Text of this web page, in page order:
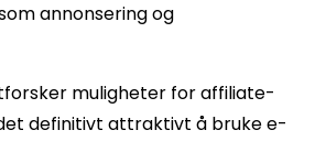
annonsering og
muligheter for affiliate-
definitivt attraktivt å bruke e-